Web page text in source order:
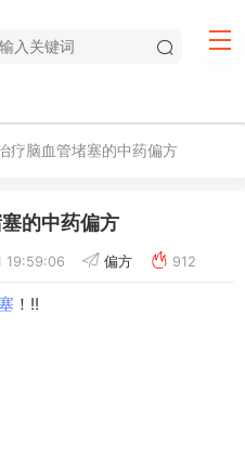
疗脑血管堵塞的中药偏方
的中药偏方
19:59:06 偏方 912
！!!